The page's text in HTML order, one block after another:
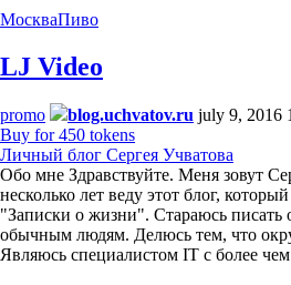
МоскваПиво
LJ Video
promo blog.uchvatov.ru july 9, 2016
Buy for 450 tokens
Личный блог Сергея Учватова
Обо мне Здравствуйте. Меня зовут
несколько лет веду этот блог,
"Записки о жизни". Стараюсь писать
обычным людям. Делюсь тем, что
Являюсь специалистом IT с более